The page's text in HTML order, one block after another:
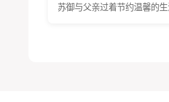
苏御与父亲过着节约温馨的生